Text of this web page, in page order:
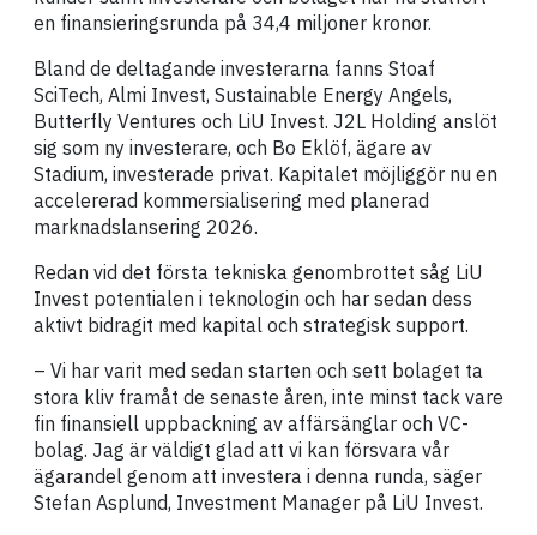
en finansieringsrunda på 34,4 miljoner kronor.
Bland de deltagande investerarna fanns Stoaf
SciTech, Almi Invest, Sustainable Energy Angels,
Butterfly Ventures och LiU Invest. J2L Holding anslöt
sig som ny investerare, och Bo Eklöf, ägare av
Stadium, investerade privat. Kapitalet möjliggör nu en
accelererad kommersialisering med planerad
marknadslansering 2026.
Redan vid det första tekniska genombrottet såg LiU
Invest potentialen i teknologin och har sedan dess
aktivt bidragit med kapital och strategisk support.
– Vi har varit med sedan starten och sett bolaget ta
stora kliv framåt de senaste åren, inte minst tack vare
fin finansiell uppbackning av affärsänglar och VC-
bolag. Jag är väldigt glad att vi kan försvara vår
ägarandel genom att investera i denna runda, säger
Stefan Asplund, Investment Manager på LiU Invest.